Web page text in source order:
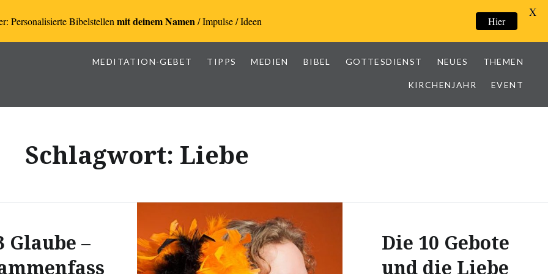
MEDITATION-GEBET TIPPS MEDIEN BIBEL GOTTESDIENST NEUES THEMEN
KIRCHENJAHR EVENT
Schlagwort: Liebe
Glaube –
Die 10 Gebote
und die Liebe
Personalisierte Bibelstellen mit deinem Namen/ Impulse / Ideen Hier
X